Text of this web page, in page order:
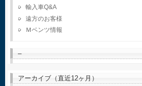
輸入車Q&A
遠方のお客様
Ｍベンツ情報
–
アーカイブ（直近12ヶ月）